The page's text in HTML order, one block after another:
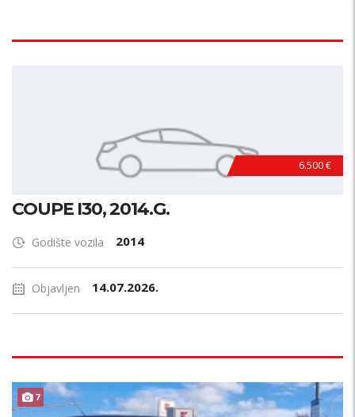
6.500 €
COUPE I30, 2014.G.
Godište vozila 2014
Objavljen 14.07.2026.
7